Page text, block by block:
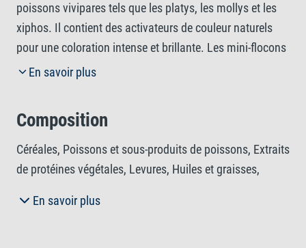
poissons vivipares tels que les platys, les mollys et les
xiphos. Il contient des activateurs de couleur naturels
pour une coloration intense et brillante. Les mini-flocons
flottent brièvement à la surface avant de couler
taille des flocons est adaptée aux petites bouches des
poissons, ce qui leur permet de se nourrir plus
facilement. La combinaison spéciale de nutriments
besoin. Il s'agit d'un aliment riche en ingrédients
En savoir plus
Composition
Céréales, Poissons et sous-produits de poissons, Extraits
de protéines végétales, Levures, Huiles et graisses,
crustacés, Substances minérales.
En savoir plus